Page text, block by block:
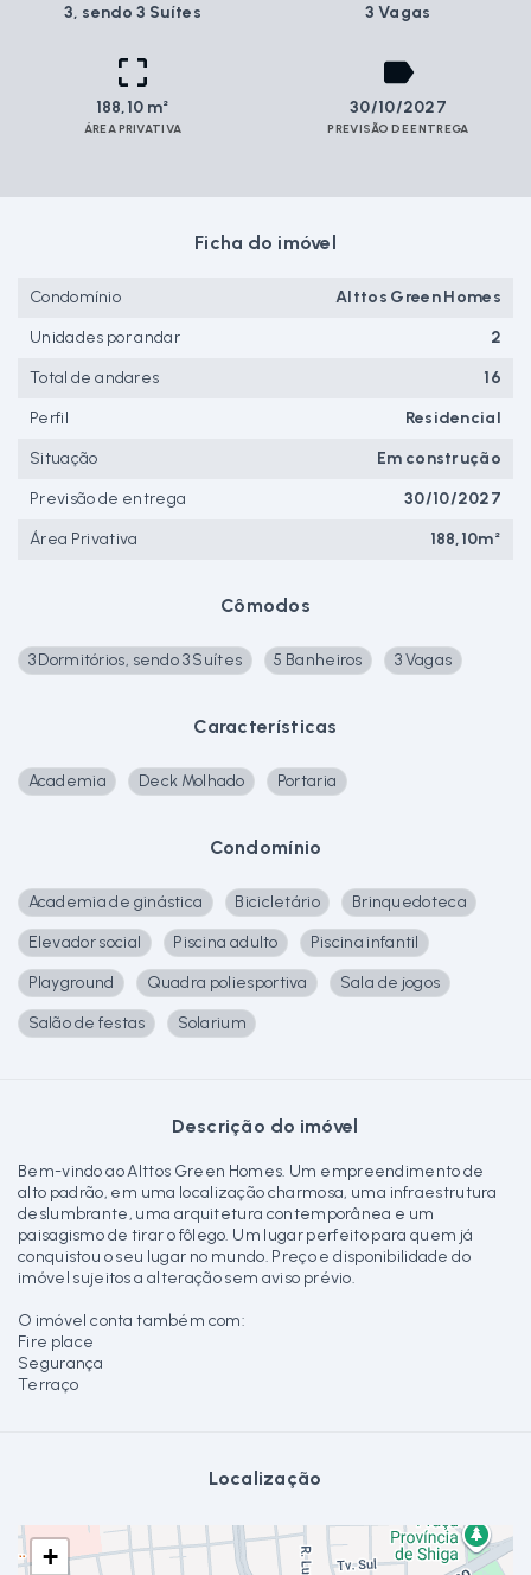
3, sendo 3 Suítes 3 Vagas
188,10 m²
ÁREA PRIVATIVA
30/10/2027
PREVISÃO DE ENTREGA
Cômodos
3 Dormitórios, sendo 3 Suítes 5 Banheiros 3 Vagas
Características
Academia Deck Molhado Portaria
Condomínio
Academia de ginástica Bicicletário
Brinquedoteca
Elevador social
Piscina adulto
Piscina infantil
Playground
Quadra poliesportiva
Sala de jogos
Salão de festas
Solarium
Descrição do imóvel
Bem-vindo ao Alttos Green Homes. Um empreendimento de
alto padrão, em uma localização charmosa, uma infraestrutura
deslumbrante, uma arquitetura contemporânea e um
paisagismo de tirar o fôlego. Um lugar perfeito para quem já
conquistou o seu lugar no mundo. Preço e disponibilidade do
imóvel sujeitos a alteração sem aviso prévio.
O imóvel conta também com:
Fire place
Segurança
Terraço
Localização
+
Ficha do imóvel
Condomínio
Alttos Green Homes
Unidades por andar
2
Total de andares
16
Perfil
Residencial
Situação
Em construção
Previsão de entrega
30/10/2027
Área Privativa
188,10m²